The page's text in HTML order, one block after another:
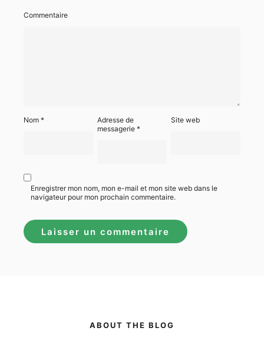
Commentaire
Nom *
Adresse de
messagerie*
Site web
Enregistrer mon nom, mon e-mail et mon site web dans le
navigateur pour mon prochain commentaire.
ABOUT THE BLOG